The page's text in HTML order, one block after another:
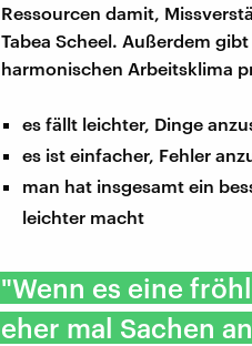
Ressourcen damit,
Tabea Scheel. Außerdem
harmonischen Arbeitsklima
es fällt leichter, Dinge
es ist einfacher, Fehler
man hat insgesamt ein
leichter macht
"Wenn es eine
eher mal Sachen